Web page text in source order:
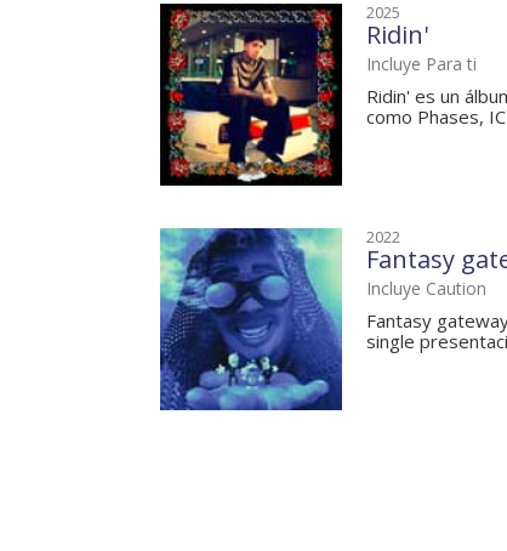
2025
Ridin'
Incluye Para ti
Ridin' es un
como Phases,
2022
Fantasy
Incluye Caution
Fantasy
single